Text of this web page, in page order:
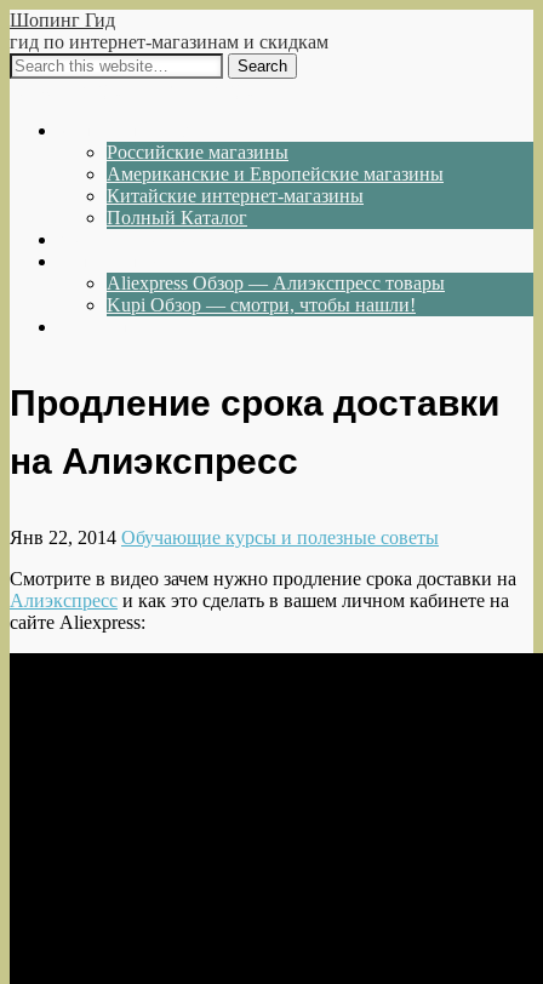
Шопинг Гид
гид по интернет-магазинам и скидкам
Российские магазины
Американские и Европейские магазины
Китайские интернет-магазины
Полный Каталог
Aliexpress Обзор — Алиэкспресс товары
Kupi Обзор — смотри, чтобы нашли!
Продление срока доставки
на Алиэкспресс
Янв 22, 2014 Обучающие курсы и полезные советы
Смотрите в видео зачем нужно продление срока доставки на
Алиэкспресс и как это сделать в вашем личном кабинете на
сайте Aliexpress: